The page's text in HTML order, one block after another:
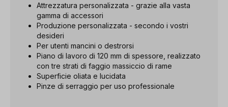
Attrezzatura personalizzata - grazie alla vasta
gamma di accessori
Produzione personalizzata - secondo i vostri
desideri
Per utenti mancini o destrorsi
Piano di lavoro di 120 mm di spessore, realizzato
con tre strati di faggio massiccio di rame
Superficie oliata e lucidata
Pinze di serraggio per uso professionale